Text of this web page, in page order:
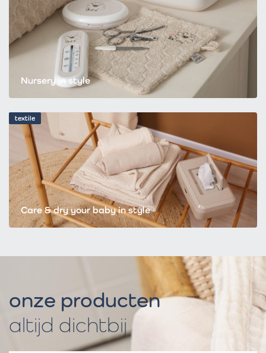
Nursery in style
textile
Care & dry your baby in style
onze producten
altijd dichtbij